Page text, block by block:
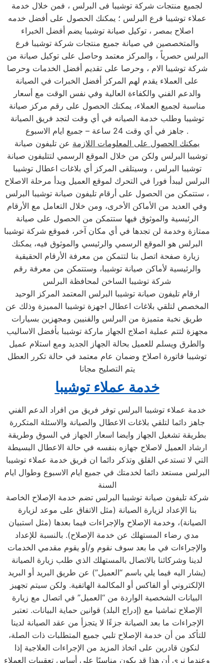
لجميع منتجات شركة توشيبا فى البرلس ، فمن خلال خدمة
عملاء توشيبا فرع البرلس ؛ يمكنك الحصول على أفضل خدمه
اصلاح بمصر ، توكيل صيانة توشيبا يضم أفضل الخبراء
والمتخصصين في صيانة جميع منتجات شركة توشيبا فرع
البرلس حصرياً ، والمركز معتمد وحاصل على توكيل صيانة من
شركة توشيبا الام ، وحرصا على تقديم أفضل الخدمات وحرصا
على العملاء يقدم لهم المركز أفضل الخبرات في الصيانة
والدعم الفني والكفاءة العالية وفي نفس الوقت مع أسعار
مناسبة لجميع العملاء، يمكنك الحصول على رقم مركز صيانة
توشيبا وطلب خدمة الصيانه في أي وقت لتجد فريق الصيانة
جاهز في أي وقت 24 ساعة – جميع ايام الاسبوع .
يمكنك الحصول على المعلومات اللازمة عن تليفون صيانة
توشيبا البرلس ولكن من خلال الموقع الرسمي لتتليفون صيانة
توشيبا البرلس ، وسيتلقى المركز أي بلاغات اعطال توشيبا
البرلس ليبدأ فورا في التحرك لموقع العميل وبدأ مرحلة الاصلاح
، ستتمكن من الحصول على أرقام تليفون صيانة توشيبا البرلس
وفي العديد من الأماكن الأخرى، ومن خلال التعامل مع الأرقام
الرئيسية والموثوق فيها ستتمكن من الحصول على صيانة
ممتازة وخدمة لن تجدها في أي مكان آخر، فموقع شركة توشيبا
البرلس هو الموقع الرسمي والرئيسي والموثوق فيه، يمكنك
زيارة صفحة اتصل بنا لتتمكن من معرفة الأرقام الحقيقية
والرئيسية لأماكن صيانة توشيبا، وستتمكن من معرفة رقم
شركة توشيبا الساخن لمحافظة البرلس
ارقام تليفون صيانة توشيبا البرلس المعتمد المركز الوحيد
المخصص لتلقي بلاغات اعطال اجهزة توشيبا المميزة وذلك عن
طريق نخبة متميزة من البرلس والفنيين ومجهزين بسيارات
مجهزة لتتم عملية اصلاج الجهاز ماركة توشيبا بأفضل الاساليب
والطرق ويسلم للعميل بحالة الجهاز الجديد ومع استلام عميل
توشيبا فاتورة اصلاح وضمان عام معتمد في حالة تكرر العطل
يتم التصليح مجانا
خدمة عملاء توشيبا
خدمة عملاء توشيبا البرلس توفر فريق من افراد الدعم الفني
جاهز دائما لتلقي بلاغات الاعطال والصيانة والاسئلة المتكررة
بطريقة تشغيل الجهاز وايضا اسعار الجهاز في السوق وطريقة
ارشاد العميل لاصلاح جهازه بنفسه في حالة الاعطال البسيطة
التي لا تستدعي القلق وتذكر دائما ان فريق خدمة عملاء توشيبا
البرلس مستعد دائما لخدمتك في جميع ايام الاسبوع وطوال ايام
السنة
شركة تليفون صيانة توشيبا البرلس تضم خدمة الإصلاح الخاصة
بنا الإعداد لزيارة الصيانة (مثل الاتفاق على موعد لزيارة
الصيانة)، وخدمة الإصلاح والإجراءات فيما بعدها (مثل استبيان
مدي رضاء المستهلك عن خدمة الإصلاح). بالنسبة للإعداد
والإجراءات في ما بعد سوف نقوم و/أو يقوم مقدمي الخدمات
لدينا وشركائنا بالاتصال بالمستهلك الذي طلب زيارة الصيانة
(يشار اليه فيما يلي باسم “العميل”) عن طريق البريد أو البريد
الإلكتروني أو الفاكس أو المكالمة الهاتفية. ولكن سيتم تجهيز
البيانات الشخصية الواردة من “العميل” في اتصال مع زيارة
الإصلاح تماشيا مع (إدراج البلد) قوانين حماية البيانات. تعتبر
الإجراءات ما بعد الصيانة جزءًا لا يتجزأ من عقد الصيانة لدينا
للتأكد من أن خدمة الإصلاح تلبي جميع المتطلبات ذات الصلة،
لنكون قادرين على اتخاذ المزيد من الإجراءات العلاجية إذا
وعندما نرى أن هذا قد يكون مناسبًا على أساس تعقيبات العملاء